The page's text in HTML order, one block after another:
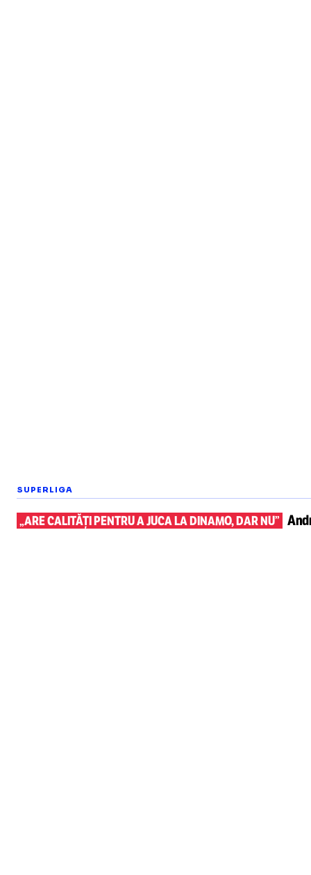
SUPERLIGA
„ARE CALITĂȚI PENTRU A JUCA LA DINAMO, DAR NU”